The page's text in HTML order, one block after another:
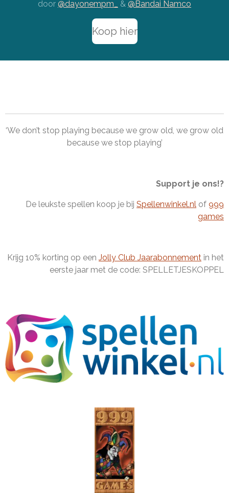
door @dayonempm_ & @Bandai Namco
Koop hier
‘We don’t stop playing because we grow old, we grow old
because we stop playing’
Support je ons!?
De leukste spellen koop je bij Spellenwinkel.nl of 999
games
Krijg 10% korting op een Jolly Club Jaarabonnement in het
eerste jaar met de code: SPELLETJESKOPPEL